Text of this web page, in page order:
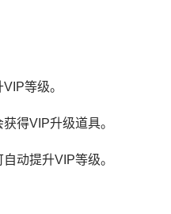
等级。
得VIP升级道具。
动提升VIP等级。